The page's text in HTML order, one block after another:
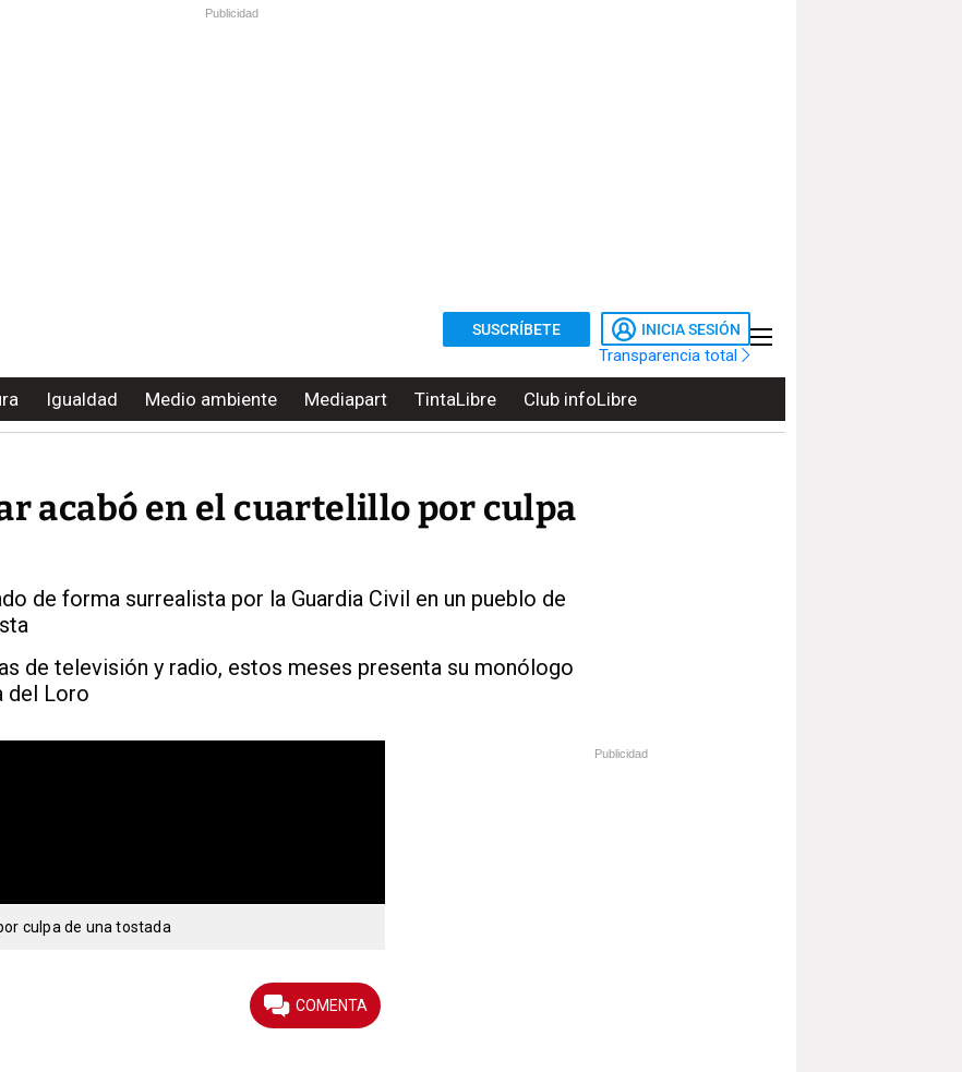
Publicidad
SUSCRÍBETE INICIA SESIÓN
Transparencia total
Igualdad Medio ambiente Mediapart TintaLibre Club infoLibre
acabó en el cuartelillo por culpa
de forma surrealista por la Guardia Civil en un pueblo de
de televisión y radio, estos meses presenta su monólogo
del Loro
culpa de una tostada
Publicidad